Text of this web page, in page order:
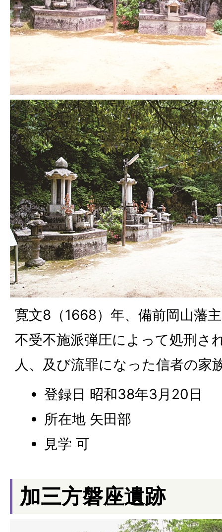
寛文8（1668）年、備前岡山藩
不受不施派弾圧によって処刑さ
人、及び流罪になった信者の家
登録日 昭和38年3月20日
所在地 矢田部
見学 可
加三方磐座遺跡